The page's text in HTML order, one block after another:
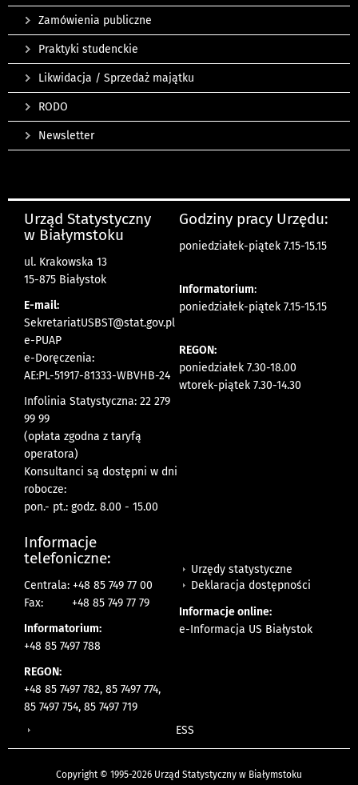
Zamówienia publiczne
Praktyki studenckie
Likwidacja / Sprzedaż majątku
RODO
Newsletter
Urząd Statystyczny
w Białymstoku
ul. Krakowska 13
15-875 Białystok
E-mail:
SekretariatUSBST@stat.gov.pl
e-PUAP
e-Doręczenia:
AE:PL-51917-81333-WBVHB-24
Infolinia Statystyczna: 22 279
99 99
(opłata zgodna z taryfą
operatora)
Konsultanci są dostępni w dni
robocze:
pon.- pt.: godz. 8.00 - 15.00
Godziny pracy Urzędu:
poniedziałek-piątek 7.15-15.15
Informatorium:
poniedziałek-piątek 7.15-15.15
REGON:
poniedziałek 7.30-18.00
wtorek-piątek 7.30-14.30
Informacje
telefoniczne:
Centrala: +48 85 749 77 00
Fax:
+48 85 749 77 79
Informatorium:
+48 85 7497 788
REGON:
+48 85 7497 782, 85 7497 774,
85 7497 754, 85 7497 719
Urzędy statystyczne
Deklaracja dostępności
Informacje online:
e-Informacja US Białystok
ESS
Copyright © 1995-2026 Urząd Statystyczny w Białymstoku